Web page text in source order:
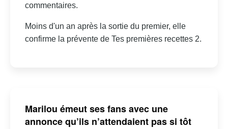
commentaires.
Moins d'un an après la sortie du premier, elle
confirme la prévente de Tes premières recettes 2.
Marilou émeut ses fans avec une
annonce qu’ils n’attendaient pas si tôt